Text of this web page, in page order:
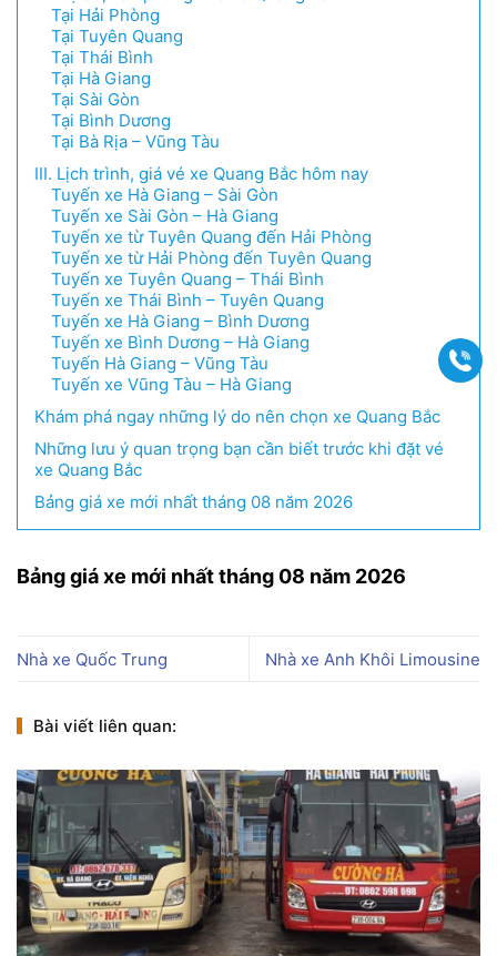
Tại Hải Phòng
Tại Tuyên Quang
Tại Thái Bình
Tại Hà Giang
Tại Sài Gòn
Tại Bình Dương
Tại Bà Rịa – Vũng Tàu
III. Lịch trình, giá vé xe Quang Bắc hôm nay
Tuyến xe Hà Giang – Sài Gòn
Tuyến xe Sài Gòn – Hà Giang
Tuyến xe từ Tuyên Quang đến Hải Phòng
Tuyến xe từ Hải Phòng đến Tuyên Quang
Tuyến xe Tuyên Quang – Thái Bình
Tuyến xe Thái Bình – Tuyên Quang
Tuyến xe Hà Giang – Bình Dương
Tuyến xe Bình Dương – Hà Giang
Tuyến Hà Giang – Vũng Tàu
Tuyến xe Vũng Tàu – Hà Giang
Khám phá ngay những lý do nên chọn xe Quang Bắc
Những lưu ý quan trọng bạn cần biết trước khi đặt vé
xe Quang Bắc
Bảng giá xe mới nhất tháng 08 năm 2026
Bảng giá xe mới nhất tháng 08 năm 2026
Nhà xe Quốc Trung Nhà xe Anh Khôi Limousine
Bài viết liên quan: